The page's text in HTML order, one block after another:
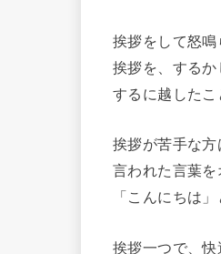
挨拶をして怒鳴
挨拶を、するか
するに越したこ
挨拶が苦手な方
言われた言葉を
「こんにちは
挨拶一つで、快